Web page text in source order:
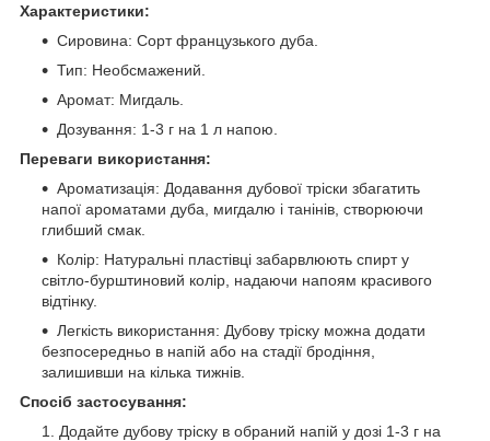
Характеристики:
Сировина: Сорт французького дуба.
Тип: Необсмажений.
Аромат: Мигдаль.
Дозування: 1-3 г на 1 л напою.
Переваги використання:
Ароматизація: Додавання дубової тріски збагатить
напої ароматами дуба, мигдалю і танінів, створюючи
глибший смак.
Колір: Натуральні пластівці забарвлюють спирт у
світло-бурштиновий колір, надаючи напоям красивого
відтінку.
Легкість використання: Дубову тріску можна додати
безпосередньо в напій або на стадії бродіння,
залишивши на кілька тижнів.
Спосіб застосування:
Додайте дубову тріску в обраний напій у дозі 1-3 г на